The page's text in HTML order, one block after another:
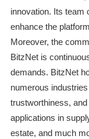
innovation. Its team
enhance the
Moreover, the
BitzNet is
demands. BitzNet
numerous
trustworthiness,
applications in
estate, and much